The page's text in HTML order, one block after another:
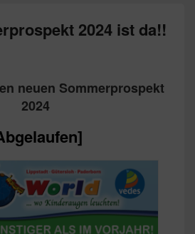
2024 ist da!!
neuen Sommerprospekt
2024